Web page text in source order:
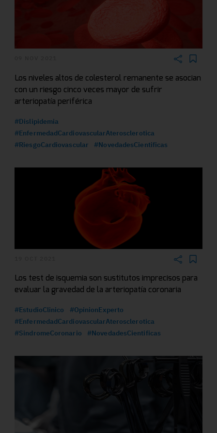
Los niveles altos de colesterol remanente se asocian
con un riesgo cinco veces mayor de sufrir
arteriopatía periférica
#Dislipidemia
#EnfermedadCardiovascularAterosclerotica
#RiesgoCardiovascular
#NovedadesCientificas
Los test de isquemia son sustitutos imprecisos para
evaluar la gravedad de la arteriopatía coronaria
#EstudioClinico
#OpinionExperto
#EnfermedadCardiovascularAterosclerotica
#SindromeCoronario
#NovedadesCientificas